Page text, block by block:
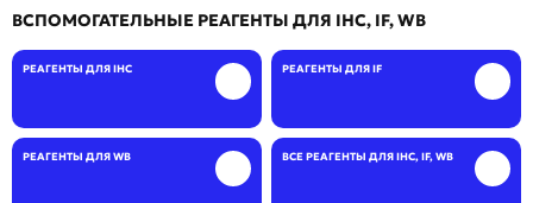
ВСПОМОГАТЕЛЬНЫЕ РЕАГЕНТЫ ДЛЯ IHC, IF, WB
РЕАГЕНТЫ ДЛЯ IHC РЕАГЕНТЫ ДЛЯ IF
РЕАГЕНТЫ ДЛЯ WB ВСЕ РЕАГЕНТЫ ДЛЯ IHC, IF, WB